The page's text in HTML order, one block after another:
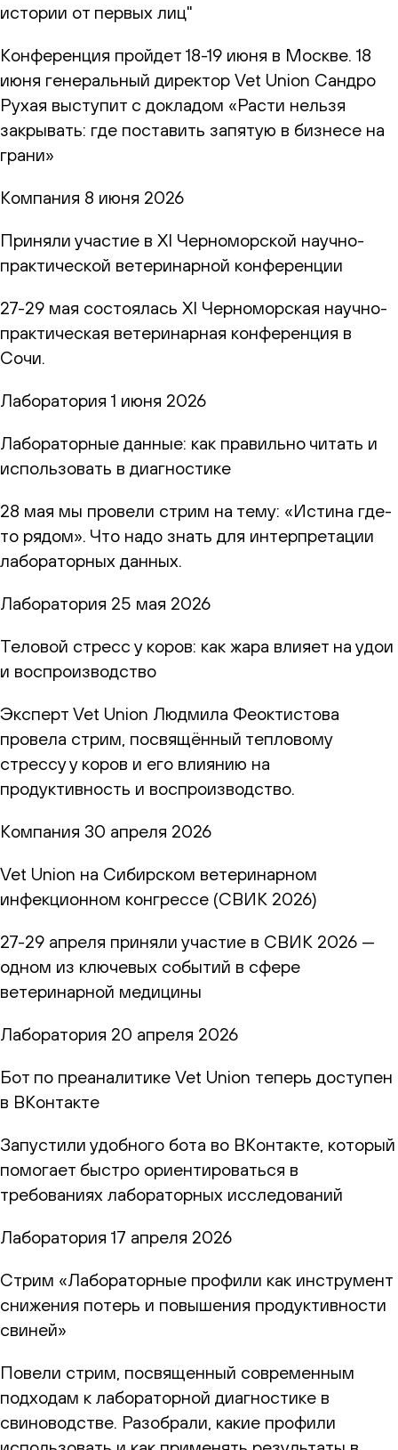
истории от первых лиц"
Конференция пройдет 18-19 июня в Москве. 18
июня генеральный директор Vet Union Сандро
Рухая выступит с докладом «Расти нельзя
закрывать: где поставить запятую в бизнесе на
грани»
Компания 8 июня 2026
Приняли участие в XI Черноморской научно-
практической ветеринарной конференции
27-29 мая состоялась XI Черноморская научно-
практическая ветеринарная конференция в
Сочи.
Лаборатория 1 июня 2026
Лабораторные данные: как правильно читать и
использовать в диагностике
28 мая мы провели стрим на тему: «Истина где-
то рядом». Что надо знать для интерпретации
лабораторных данных.
Лаборатория 25 мая 2026
Теловой стресс у коров: как жара влияет на удои
и воспроизводство
Эксперт Vet Union Людмила Феоктистова
провела стрим, посвящённый тепловому
стрессу у коров и его влиянию на
продуктивность и воспроизводство.
Компания 30 апреля 2026
Vet Union на Сибирском ветеринарном
инфекционном конгрессе (СВИК 2026)
27-29 апреля приняли участие в СВИК 2026 —
одном из ключевых событий в сфере
ветеринарной медицины
Лаборатория 20 апреля 2026
Бот по преаналитике Vet Union теперь доступен
в ВКонтакте
Запустили удобного бота во ВКонтакте, который
помогает быстро ориентироваться в
требованиях лабораторных исследований
Лаборатория 17 апреля 2026
Стрим «Лабораторные профили как инструмент
снижения потерь и повышения продуктивности
свиней»
Повели стрим, посвященный современным
подходам к лабораторной диагностике в
свиноводстве. Разобрали, какие профили